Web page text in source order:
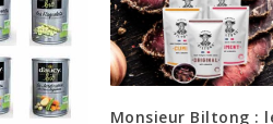
Monsieur Biltong :